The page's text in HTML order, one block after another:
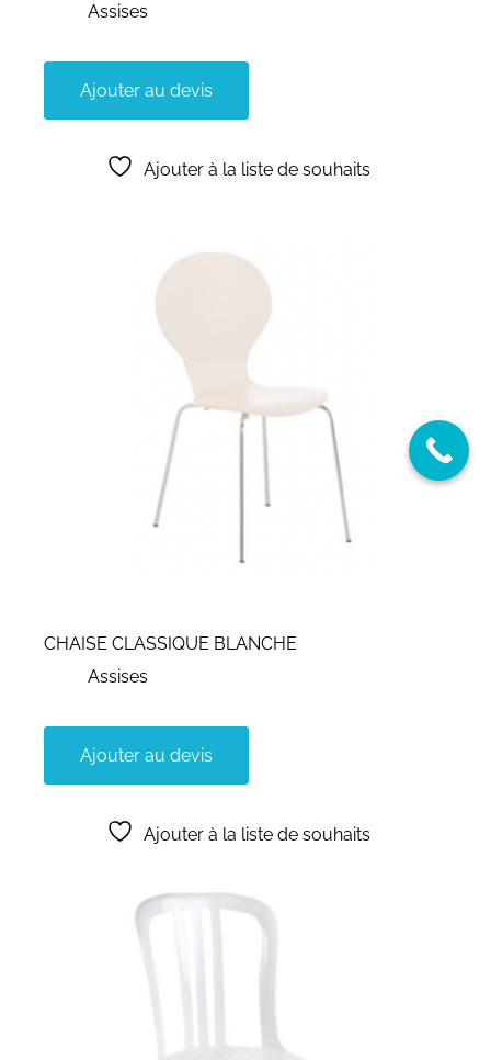
Assises
Ajouter au devis
Ajouter à la liste de souhaits
CHAISE CLASSIQUE BLANCHE
Assises
Ajouter au devis
Ajouter à la liste de souhaits